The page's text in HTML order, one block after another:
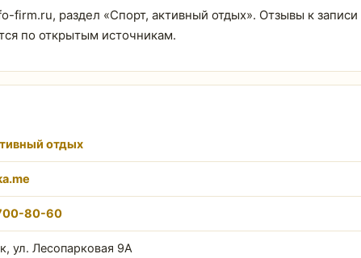
firm.ru, раздел «Спорт, активный отдых». Отзывы к записи
по открытым источникам.
отдых
80-60
ул. Лесопарковая 9А